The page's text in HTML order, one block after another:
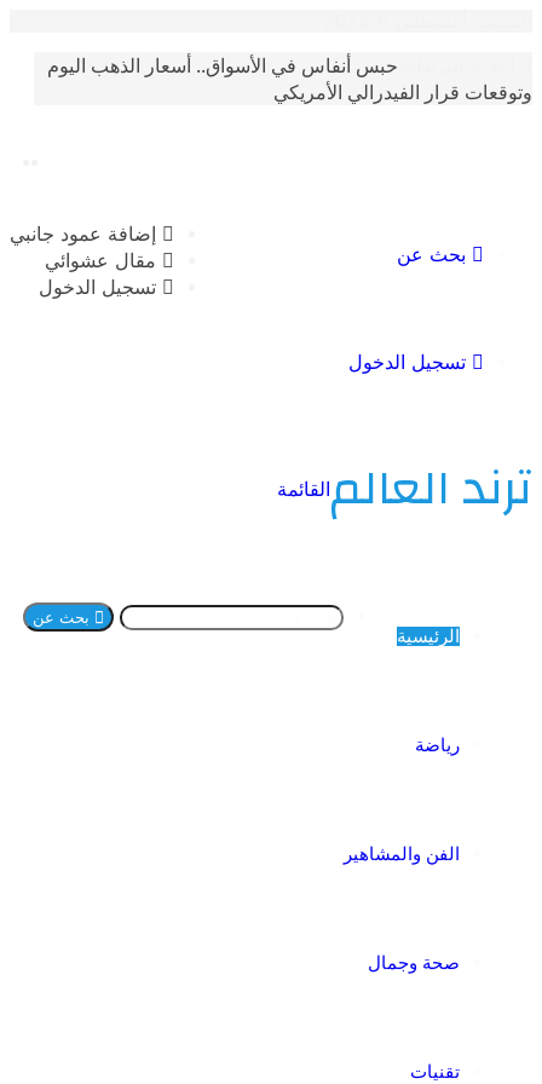
حبس أنفاس في الأسواق.. أسعار الذهب اليوم
قرار الفيدرالي الأمريكي
إضافة عمود جانبي
مقال عشوائي
تسجيل الدخول
بحث عن
تسجيل الدخول
العالمالقائمة
الفن والمشاهير
صحة وجمال
بحث عن